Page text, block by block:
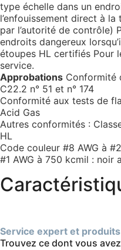
type échelle dans un
l’enfouissement direct à
par l’autorité de contrôle)
endroits dangereux
étoupes HL certifiés Pour
service.
Approbations Conformité
C22.2 n° 51 et n° 174
Conformité aux tests de
Acid Gas
Autres conformités :
HL
Code couleur #8 AWG à
#1 AWG à 750 kcmil : noir
Service expert et
Trouvez ce dont vous